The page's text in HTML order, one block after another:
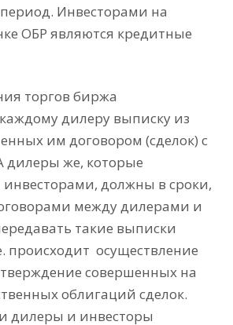
Инвесторами на
ОБР являются кредитные
торгов биржа
дилеру выписку из
им договором (сделок) с
дилеры же, которые
должны в сроки,
между дилерами и
такие выписки
происходит осуществление
совершенных на
облигаций сделок.
дилеры и инвесторы